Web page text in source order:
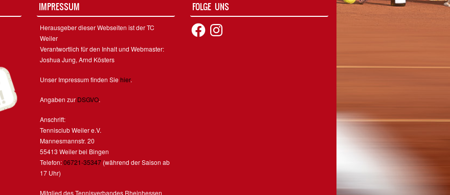
IMPRESSUM
Herausgeber dieser Webseiten ist der TC
Weiler
Verantwortlich für den Inhalt und Webmaster:
Joshua Jung, Arnd Kösters
Unser Impressum finden Siehier.
Angaben zur DSGVO.
Anschrift:
Tennisclub Weiler e.V.
Mannesmannstr. 20
55413 Weiler bei Bingen
Telefon:06721-35347 (während der Saison ab
17 Uhr)
Mitglied des Tennisverbandes Rheinhessen
FOLGE UNS
FacebookInstagram